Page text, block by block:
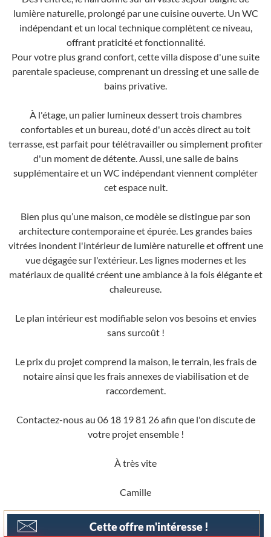
lumière naturelle, prolongé par une cuisine ouverte. Un WC
indépendant et un local technique complètent ce niveau,
offrant praticité et fonctionnalité.
Pour votre plus grand confort, cette villa dispose d'une suite
parentale spacieuse, comprenant un dressing et une salle de
bains privative.
À l'étage, un palier lumineux dessert trois chambres
confortables et un bureau, doté d'un accès direct au toit
terrasse, est parfait pour télétravailler ou simplement profiter
d'un moment de détente. Aussi, une salle de bains
supplémentaire et un WC indépendant viennent compléter
cet espace nuit.
Bien plus qu’une maison, ce modèle se distingue par son
architecture contemporaine et épurée. Les grandes baies
vitrées inondent l'intérieur de lumière naturelle et offrent une
vue dégagée sur l'extérieur. Les lignes modernes et les
matériaux de qualité créent une ambiance à la fois élégante et
chaleureuse.
Le plan intérieur est modifiable selon vos besoins et envies
sans surcoût !
Le prix du projet comprend la maison, le terrain, les frais de
notaire ainsi que les frais annexes de viabilisation et de
raccordement.
Contactez-nous au 06 18 19 81 26 afin que l'on discute de
votre projet ensemble !
À très vite
Camille
Cette offre m'intéresse !